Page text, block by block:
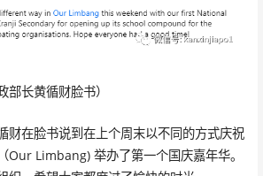
部长黄循财脸书）
财在脸书说到在上个周末以不同的方式庆祝
Our Limbang) 举办了第一个国庆嘉年华。